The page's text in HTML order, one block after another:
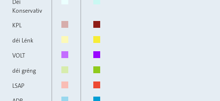
Déi
Konservativ
KPL
déi Lénk
VOLT
déi gréng
LSAP